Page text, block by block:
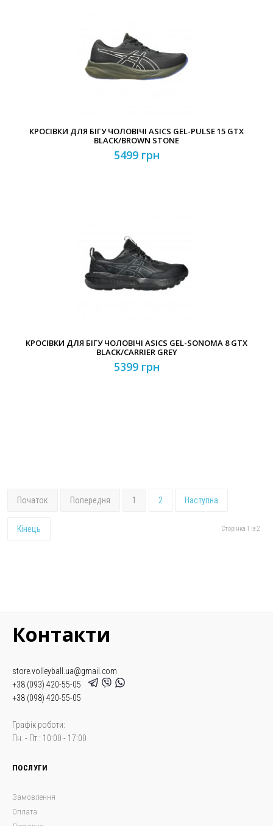
КРОСІВКИ ДЛЯ БІГУ ЧОЛОВІЧІ ASICS GEL-PULSE 15 GTX
BLACK/BROWN STONE
5499 грн
КРОСІВКИ ДЛЯ БІГУ ЧОЛОВІЧІ ASICS GEL-SONOMA 8 GTX
BLACK/CARRIER GREY
5399 грн
Початок Попередня 1 2 Наступна
Кінець Сторінка 1 із 2
Контакти
store.volleyball.ua@gmail.com
+38 (093) 420-55-05
+38 (098) 420-55-05
Графік роботи:
Пн. - Пт.: 10:00 - 17:00
ПОСЛУГИ
Замовлення
Оплата